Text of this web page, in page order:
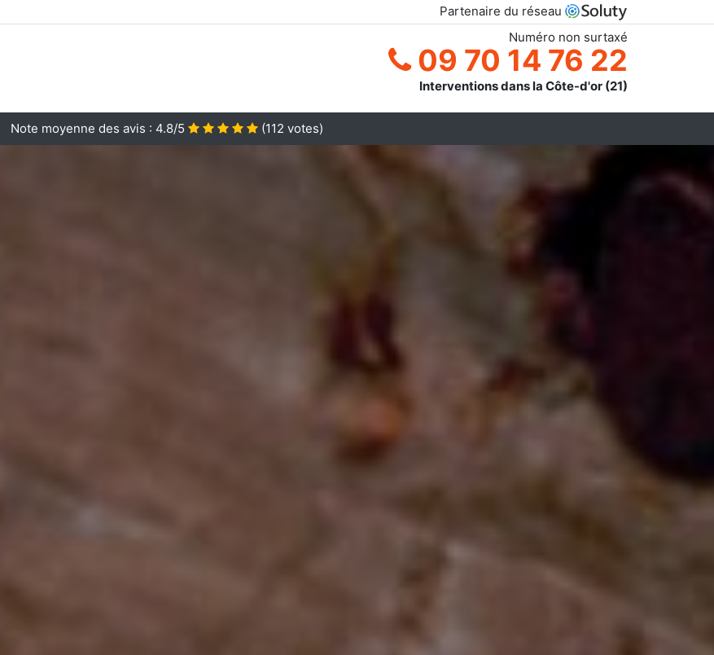
Partenaire du réseau
Numéro non surtaxé
09 70 14 76 22
Interventions dans la Côte-d'or (21)
Note moyenne des avis : 4.8/5 (112 votes)